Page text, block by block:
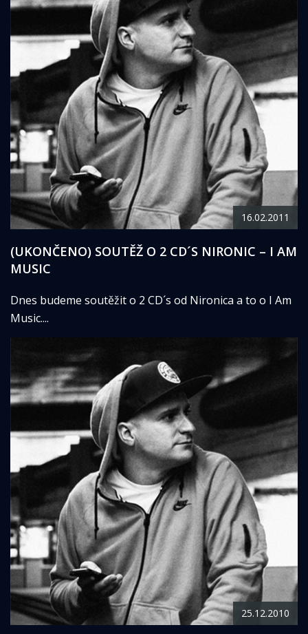
16.02.2011
(UKONČENO) SOUTĚŽ O 2 CD´S NIRONIC – I AM
MUSIC
Dnes budeme soutěžit o 2 CD´s od Nironica a to o I Am
Music....
25.12.2010